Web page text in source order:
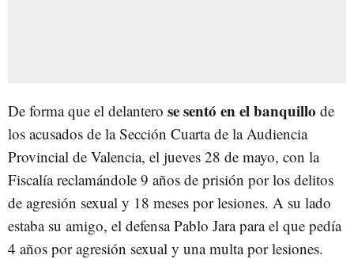
De forma que el delantero se sentó en el banquillo de
los acusados de la Sección Cuarta de la Audiencia
Provincial de Valencia, el jueves 28 de mayo, con la
Fiscalía reclamándole 9 años de prisión por los delitos
de agresión sexual y 18 meses por lesiones. A su lado
estaba su amigo, el defensa Pablo Jara para el que pedía
4 años por agresión sexual y una multa por lesiones.